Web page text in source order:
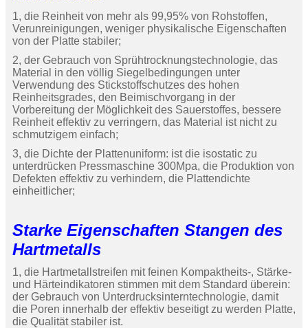
1, die Reinheit von mehr als 99,95% von Rohstoffen,
Verunreinigungen, weniger physikalische Eigenschaften
von der Platte stabiler;
2, der Gebrauch von Sprühtrocknungstechnologie, das
Material in den völlig Siegelbedingungen unter
Verwendung des Stickstoffschutzes des hohen
Reinheitsgrades, den Beimischvorgang in der
Vorbereitung der Möglichkeit des Sauerstoffes, bessere
Reinheit effektiv zu verringern, das Material ist nicht zu
schmutzigem einfach;
3, die Dichte der Plattenuniform: ist die isostatic zu
unterdrücken Pressmaschine 300Mpa, die Produktion von
Defekten effektiv zu verhindern, die Plattendichte
einheitlicher;
Starke Eigenschaften Stangen des
Hartmetalls
1, die Hartmetallstreifen mit feinen Kompaktheits-, Stärke-
und Härteindikatoren stimmen mit dem Standard überein:
der Gebrauch von Unterdrucksinterntechnologie, damit
die Poren innerhalb der effektiv beseitigt zu werden Platte,
die Qualität stabiler ist.